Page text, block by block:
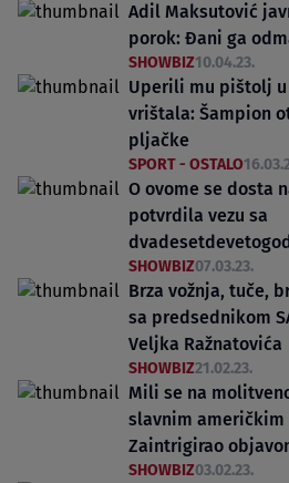
Adil Maksutović
porok: Đani ga
SHOWBIZ10.04.23.
Uperili mu pištolj u
vrištala: Šampion
pljačke
SPORT - OSTALO
O ovome se dosta
potvrdila vezu sa
SHOWBIZ07.03.23.
Brza vožnja, tuče,
sa predsednikom
Veljka Ražnatovića
SHOWBIZ21.02.23.
Mili se na
slavnim
Zaintrigirao
SHOWBIZ03.02.23.